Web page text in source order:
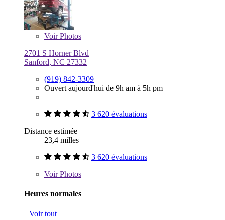
VoirPhotos
2701 S Horner Blvd
Sanford, NC 27332
(919) 842-3309
Ouvert aujourd'hui de 9h am à 5h pm
3 620 évaluations
Distance estimée
23,4 milles
3 620 évaluations
VoirPhotos
Heures normales
Voir tout